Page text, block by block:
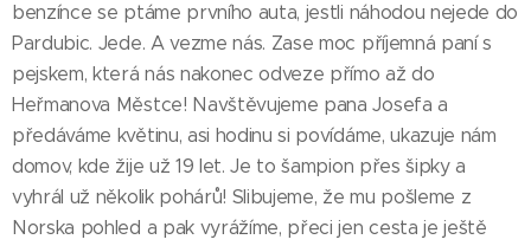
benzínce se ptáme prvního auta, jestli náhodou nejede do
Pardubic. Jede. A vezme nás. Zase moc příjemná paní s
pejskem, která nás nakonec odveze přímo až do
Heřmanova Městce! Navštěvujeme pana Josefa a
předáváme květinu, asi hodinu si povídáme, ukazuje nám
domov, kde žije už 19 let. Je to šampion přes šipky a
vyhrál už několik pohárů! Slibujeme, že mu pošleme z
Norska pohled a pak vyrážíme, přeci jen cesta je ještě